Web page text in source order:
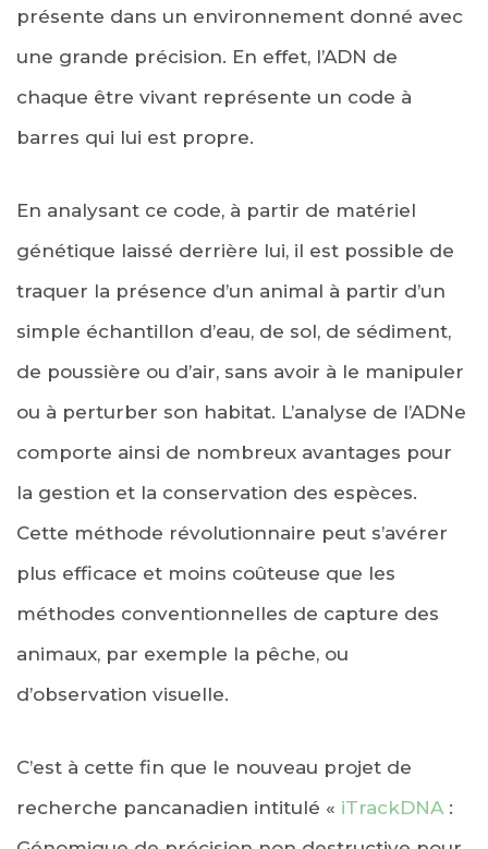
présente dans un environnement donné avec
une grande précision. En effet, l’ADN de
chaque être vivant représente un code à
barres qui lui est propre.
En analysant ce code, à partir de matériel
génétique laissé derrière lui, il est possible de
traquer la présence d’un animal à partir d’un
simple échantillon d’eau, de sol, de sédiment,
de poussière ou d’air, sans avoir à le manipuler
ou à perturber son habitat. L’analyse de l’ADNe
comporte ainsi de nombreux avantages pour
la gestion et la conservation des espèces.
Cette méthode révolutionnaire peut s’avérer
plus efficace et moins coûteuse que les
méthodes conventionnelles de capture des
animaux, par exemple la pêche, ou
d’observation visuelle.
C’est à cette fin que le nouveau projet de
recherche pancanadien intitulé « iTrackDNA :